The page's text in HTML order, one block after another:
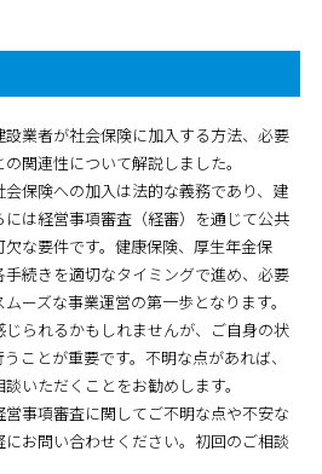
業者が社会保険に加入する方法、必要
関連性について解説しました。
保険への加入は法的な義務であり、建
は経営事項審査（経審）を通じて公共
な要件です。健康保険、厚生年金保
続きを適切なタイミングで進め、必要
ーズな事業運営の第一歩となります。
られるかもしれませんが、ご自身の状
ことが重要です。不明な点があれば、
いただくことをお勧めします。
事項審査に関してご不明な点や不安な
お問い合わせください。初回のご相談